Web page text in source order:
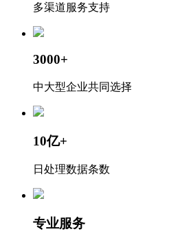
多渠道服务支持
3000+
中大型企业共同选择
10亿+
日处理数据条数
专业服务